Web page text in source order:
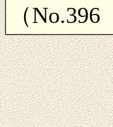
（